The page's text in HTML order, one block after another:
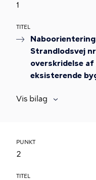
1
TITEL
Strandlodsvej
overskridelse
eksisterende
Vis bilag
PUNKT
2
TITEL